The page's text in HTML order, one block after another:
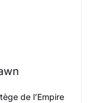
de l’Empire